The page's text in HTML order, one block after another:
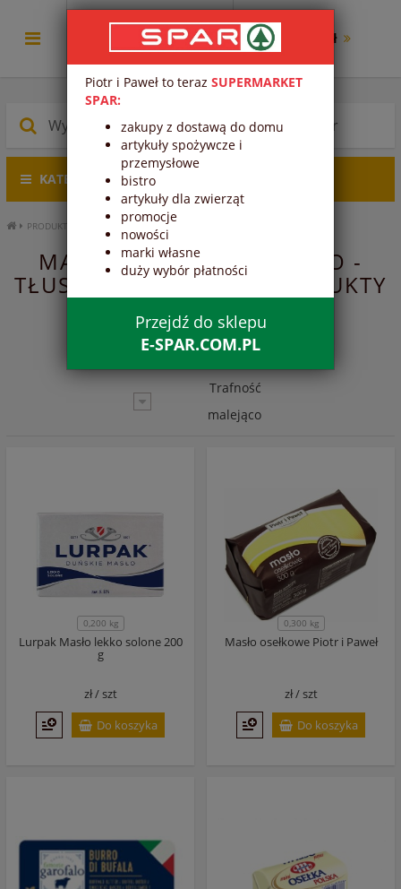
0.00 zł
KATEGORIE PRODUKTÓW
PRODUKTY ŚWIEŻE NABIAŁ TŁUSZCZE
MASŁO STOŁOWE - MASŁO -
TŁUSZCZE - NABIAŁ - PRODUKTY
ŚWIEŻE
Trafność
malejąco
0,200 kg
Lurpak Masło lekko solone 200
g
zł /szt
Do koszyka
0,300 kg
Masło osełkowe Piotr i Paweł
zł /szt
Do koszyka
Piotr i Paweł to teraz SUPERMARKET
SPAR:
zakupy z dostawą do domu
artykuły spożywcze i
przemysłowe
bistro
artykuły dla zwierząt
promocje
nowości
marki własne
duży wybór płatności
Przejdź do sklepu
E-SPAR.COM.PL